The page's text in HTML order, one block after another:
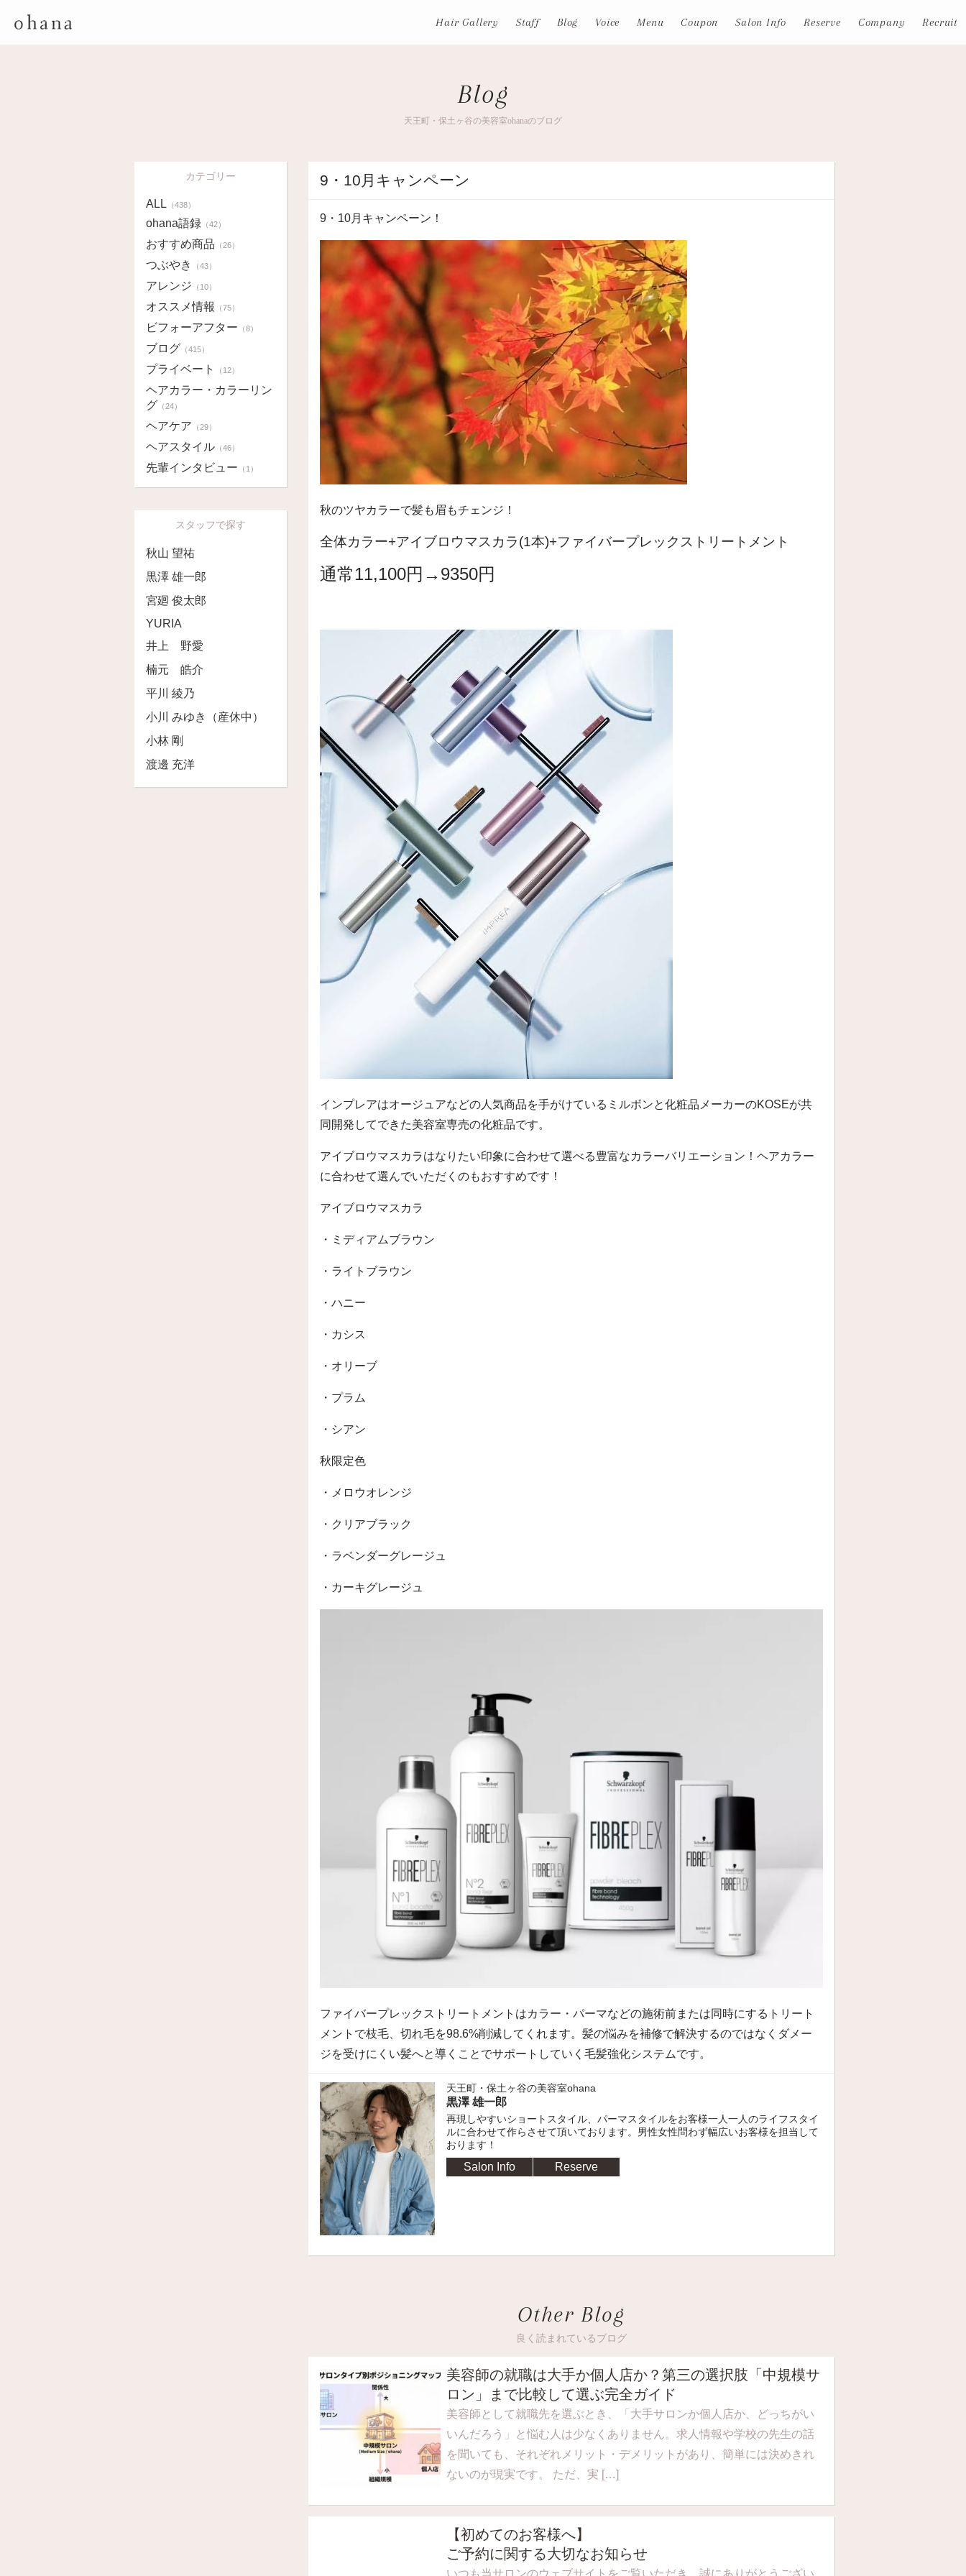
Hair Gallery Staff Blog Voice Menu Coupon Salon Info Reserve Company Recruit
Blog
天王町・保土ヶ谷の美容室ohanaのブログ
9・10月キャンペーン
9 ・ 10月キャンペーン！
秋のツヤカラーで髪も眉もチェンジ！
全体カラー+アイブロウマスカラ(1本)+ファイバープレックストリートメント
通常11,100円 →9350円
インプレアはオージュアなどの人気商品を手がけているミルボンと化粧品メーカーのKOSEが共
同開発してできた美容室専売の化粧品です。
アイブロウマスカラはなりたい印象に合わせて選べる豊富なカラーバリエーション！ヘアカラー
に合わせて選んでいただくのもおすすめです！
アイブロウマスカラ
・ミディアムブラウン
・ライトブラウン
・ハニー
・カシス
・オリーブ
・プラム
・シアン
秋限定色
・メロウオレンジ
・クリアブラック
・ラベンダーグレージュ
・カーキグレージュ
ファイバープレックストリートメントはカラー・パーマなどの施術前または同時にするトリート
メントで枝毛、切れ毛を98.6%削減してくれます。髪の悩みを補修で解決するのではなくダメー
ジを受けにくい髪へと導くことでサポートしていく毛髪強化システムです。
天王町・保土ヶ谷の美容室ohana
黒澤 雄一郎
再現しやすいショートスタイル、パーマスタイルをお客様一人一人のライフスタイ
ルに合わせて作らさせて頂いております。男性女性問わず幅広いお客様を担当して
おります！
Salon Info Reserve
カテゴリー
ALL （438）
ohana語録 （42）
おすすめ商品 （26）
つぶやき （43）
アレンジ （10）
オススメ情報 （75）
ビフォーアフター （8）
ブログ （415）
プライベート （12）
ヘアカラー・カラーリン
グ （24）
ヘアケア （29）
ヘアスタイル （46）
先輩インタビュー （1）
スタッフで探す
秋山 望祐
黒澤 雄一郎
宮廻 俊太郎
YURIA
井上 野愛
楠元 皓介
平川 綾乃
小川 みゆき（産休中）
小林 剛
渡邊 充洋
Other Blog
良く読まれているブログ
美容師の就職は大手か個人店か？第三の選択肢「中規模サ
ロン」まで比較して選ぶ完全ガイド
美容師として就職先を選ぶとき、「大手サロンか個人店か、どっちがい
いんだろう」と悩む人は少なくありません。求人情報や学校の先生の話
を聞いても、それぞれメリット・デメリットがあり、簡単には決めきれ
ないのが現実です。 ただ、実 […]
【初めてのお客様へ】
ご予約に関する大切なお知らせ
いつも当サロンのウェブサイトをご覧いただき、誠にありがとうござい